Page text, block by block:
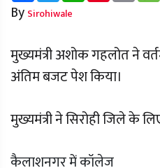
By Sirohiwale
मुख्यमंत्री अशोक गहलोत ने
अंतिम बजट पेश किया।
मुख्यमंत्री ने सिरोही जिले के
कैलाशनगर में कॉलेज